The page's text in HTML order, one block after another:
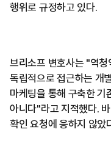
행위로 규정하고 있다.
브리소프 변호사는 "역
독립적으로 접근하는 개
마케팅을 통해 구축한 기
아니다"라고 지적했다.
확인 요청에 응하지 않았